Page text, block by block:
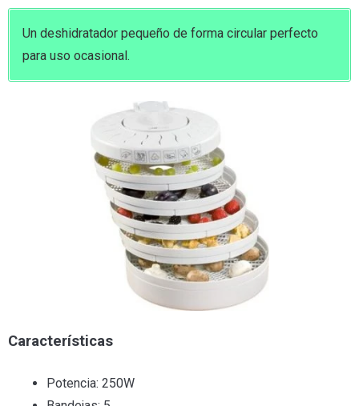
Un deshidratador pequeño de forma circular perfecto
para uso ocasional.
Características
Potencia: 250W